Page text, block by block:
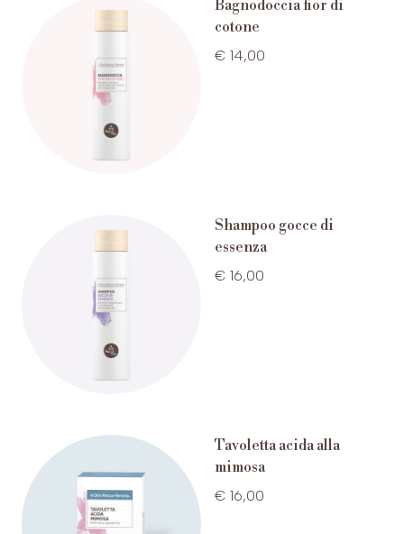
Bagnodoccia fior di
cotone
€ 14,00
Shampoo gocce di
essenza
€ 16,00
Tavoletta acida alla
mimosa
€ 16,00